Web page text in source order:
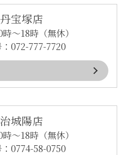
宝塚店
～18時（無休）
072-777-7720
城陽店
～18時（無休）
0774-58-0750